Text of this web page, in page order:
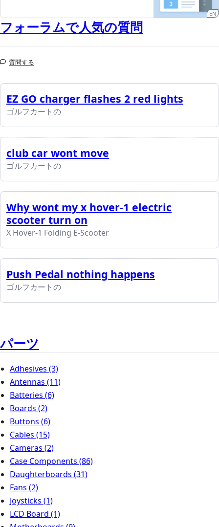
EN
フォーラムで人気の質問
質問する
EZ GO charger flashes 2 red lights
ゴルフカートの
club car wont move
ゴルフカートの
Why wont my x hover-1 electric
scooter turn on
X Hover-1 Folding E-Scooter
Push Pedal nothing happens
ゴルフカートの
パーツ
Adhesives (3)
Antennas (11)
Batteries (6)
Boards (2)
Buttons (6)
Cables (15)
Cameras (2)
Case Components (86)
Daughterboards (31)
Fans (2)
Joysticks (1)
LCD Board (1)